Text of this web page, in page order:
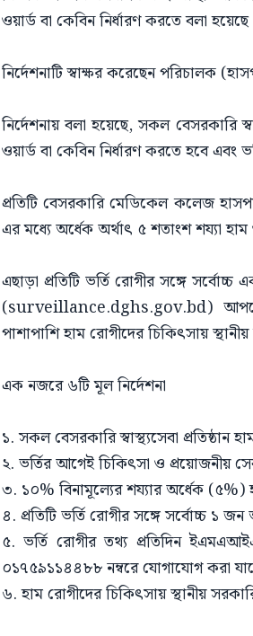
ওয়ার্ড বা কেবিন নির্ধারণ করতে বলা
নির্দেশনাটি স্বাক্ষর করেছেন
নির্দেশনায় বলা হয়েছে, সকল বেসরকারি
ওয়ার্ড বা কেবিন নির্ধারণ করতে হবে এবং
প্রতিটি বেসরকারি মেডিকেল কলেজ
এর মধ্যে অর্ধেক অর্থাৎ ৫ শতাংশ শয্যা
এছাড়া প্রতিটি ভর্তি রোগীর সঙ্গে
(surveillance.dghs.gov.bd)
পাশাপাশি হাম রোগীদের চিকিৎসায় স্থানীয়
এক নজরে ৬টি মূল নির্দেশনা
১. সকল বেসরকারি স্বাস্থ্যসেবা
২. ভর্তির আগেই চিকিৎসা ও প্রয়োজনীয়
৩. ১০% বিনামূল্যের শয্যার অর্ধেক (৫%)
৪. প্রতিটি ভর্তি রোগীর সঙ্গে সর্বোচ্চ ১
৫. ভর্তি রোগীর তথ্য প্রতিদিন
০১৭৫৯১১৪৪৮৮ নম্বরে যোগাযোগ করা
৬. হাম রোগীদের চিকিৎসায় স্থানীয়